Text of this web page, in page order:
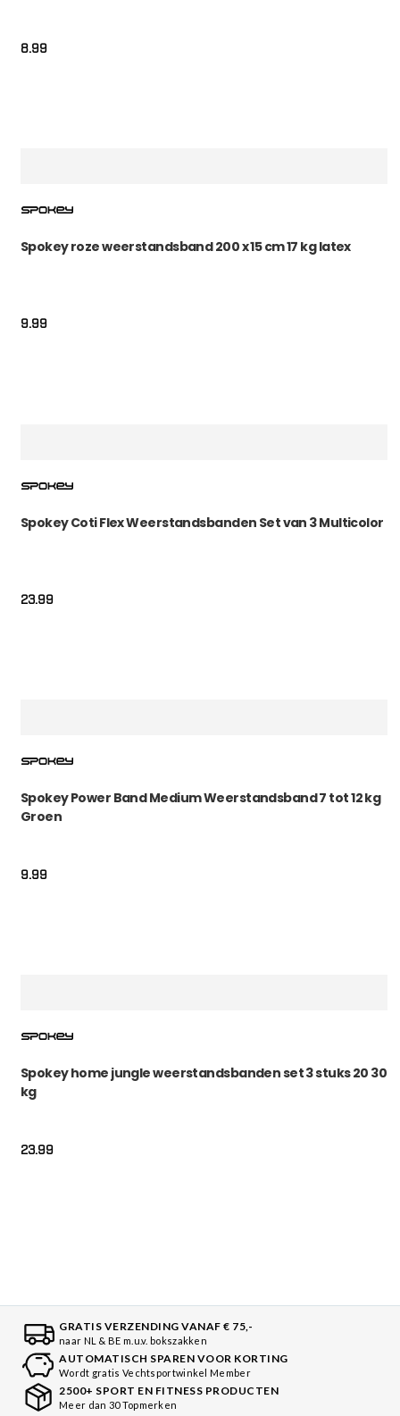
8.99
Spokey roze weerstandsband 200 x 15 cm 17 kg latex
9.99
Spokey Coti Flex Weerstandsbanden Set van 3 Multicolor
23.99
Spokey Power Band Medium Weerstandsband 7 tot 12 kg
Groen
9.99
Spokey home jungle weerstandsbanden set 3 stuks 20 30
kg
23.99
GRATIS VERZENDING VANAF € 75,-
naar NL & BE m.u.v. bokszakken
AUTOMATISCH SPAREN VOOR KORTING
Wordt gratis Vechtsportwinkel Member
2500+ SPORT EN FITNESS PRODUCTEN
Meer dan 30 Topmerken